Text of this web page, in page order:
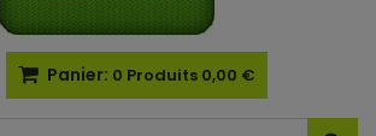
Panier: 0 Produits 0,00 €